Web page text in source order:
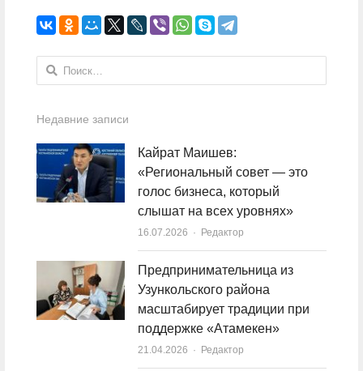
Найти:
Недавние записи
Кайрат Маишев:
«Региональный совет — это
голос бизнеса, который
слышат на всех уровнях»
16.07.2026 Author
Редактор
Предпринимательница из
Узункольского района
масштабирует традиции при
поддержке «Атамекен»
21.04.2026 Author
Редактор